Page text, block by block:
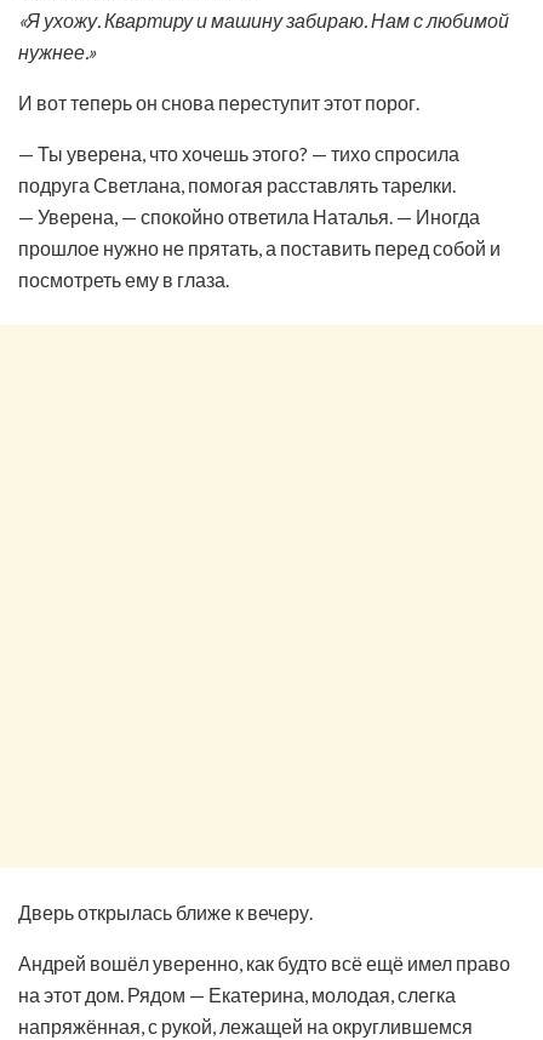
«Я ухожу. Квартиру и машину забираю. Нам с любимой
нужнее.»
И вот теперь он снова переступит этот порог.
— Ты уверена, что хочешь этого? — тихо спросила
подруга Светлана, помогая расставлять тарелки.
— Уверена, — спокойно ответила Наталья. — Иногда
прошлое нужно не прятать, а поставить перед собой и
посмотреть ему в глаза.
Дверь открылась ближе к вечеру.
Андрей вошёл уверенно, как будто всё ещё имел право
на этот дом. Рядом — Екатерина, молодая, слегка
напряжённая, с рукой, лежащей на округлившемся